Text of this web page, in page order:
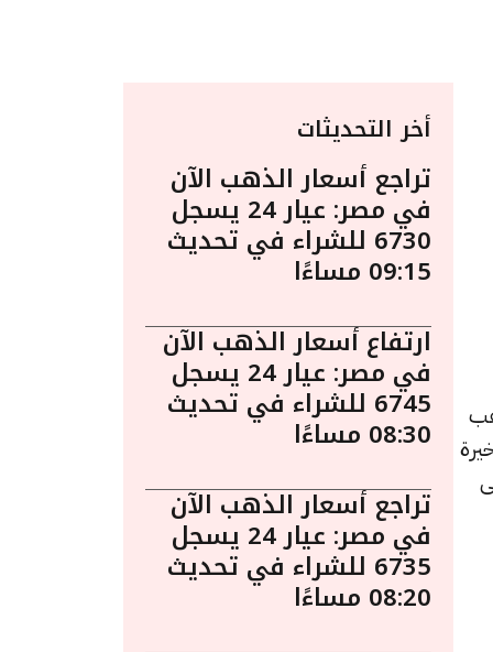
يُعد الذهب
أخر التحديثات
تراجع أسعار الذهب الآن
في مصر: عيار 24 يسجل
6730 للشراء في تحديث
09:15 مساءًا
ارتفاع أسعار الذهب الآن
في مصر: عيار 24 يسجل
6745 للشراء في تحديث
08:30 مساءًا
تراجع أسعار الذهب الآن
في مصر: عيار 24 يسجل
6735 للشراء في تحديث
08:20 مساءًا